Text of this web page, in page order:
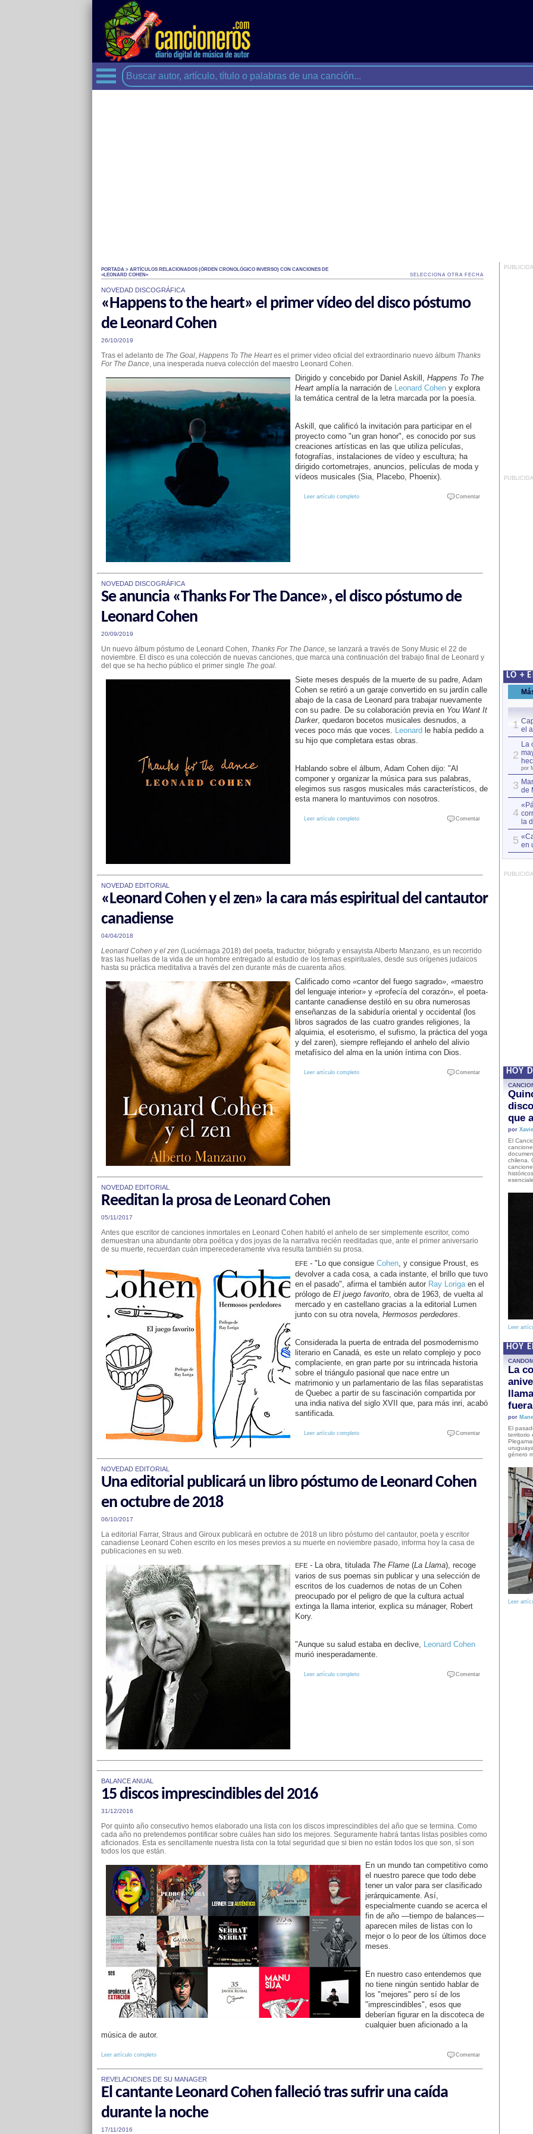
PORTADA > ARTÍCULOS RELACIONADOS (ÓRDEN CRONOLÓGICO INVERSO) CON CANCIONES DE
«LEONARD COHEN»
SELECCIONA OTRA FECHA
NOVEDAD DISCOGRÁFICA
«Happens to the heart» el primer vídeo del disco póstumo
de Leonard Cohen
26/10/2019
Tras el adelanto de The Goal, Happens To The Heartes el primer video oficial del extraordinario nuevo álbum Thanks
For The Dance, una inesperada nueva colección del maestro Leonard Cohen.
Dirigido y concebido por Daniel Askill, Happens To The
Heartamplía la narración de Leonard Coheny explora
la temática central de la letra marcada por la poesía.
Askill, que calificó la invitación para participar en el
proyecto como "un gran honor", es conocido por sus
creaciones artísticas en las que utiliza películas,
fotografías, instalaciones de vídeo y escultura; ha
dirigido cortometrajes, anuncios, películas de moda y
vídeos musicales (Sia, Placebo, Phoenix).
Leer artículo completo Comentar
NOVEDAD DISCOGRÁFICA
Se anuncia «Thanks For The Dance», el disco póstumo de
Leonard Cohen
20/09/2019
Un nuevo álbum póstumo de Leonard Cohen, Thanks For The Dance, se lanzará a través de Sony Music el 22 de
noviembre. El disco es una colección de nuevas canciones, que marca una continuación del trabajo final de Leonard y
del que se ha hecho público el primer single The goal.
Siete meses después de la muerte de su padre, Adam
Cohen se retiró a un garaje convertido en su jardín calle
abajo de la casa de Leonard para trabajar nuevamente
con su padre. De su colaboración previa en You Want It
Darker, quedaron bocetos musicales desnudos, a
veces poco más que voces. Leonard le había pedido a
su hijo que completara estas obras.
Hablando sobre el álbum, Adam Cohen dijo: "Al
componer y organizar la música para sus palabras,
elegimos sus rasgos musicales más característicos, de
esta manera lo mantuvimos con nosotros.
Leer artículo completo Comentar
NOVEDAD EDITORIAL
«Leonard Cohen y el zen» la cara más espiritual del cantautor
canadiense
04/04/2018
Leonard Cohen y el zen (Luciérnaga 2018) del poeta, traductor, biógrafo y ensayista Alberto Manzano, es un recorrido
tras las huellas de la vida de un hombre entregado al estudio de los temas espirituales, desde sus orígenes judaicos
hasta su práctica meditativa a través del zen durante más de cuarenta años.
Calificado como «cantor del fuego sagrado», «maestro
del lenguaje interior» y «profecía del corazón», el poeta-
cantante canadiense destiló en su obra numerosas
enseñanzas de la sabiduría oriental y occidental (los
libros sagrados de las cuatro grandes religiones, la
alquimia, el esoterismo, el sufismo, la práctica del yoga
y del zaren), siempre reflejando el anhelo del alivio
metafísico del alma en la unión íntima con Dios.
Leer artículo completo Comentar
NOVEDAD EDITORIAL
Reeditan la prosa de Leonard Cohen
05/11/2017
Antes que escritor de canciones inmortales en Leonard Cohen habitó el anhelo de ser simplemente escritor, como
demuestran una abundante obra poética y dos joyas de la narrativa recién reeditadas que, ante el primer aniversario
de su muerte, recuerdan cuán imperecederamente viva resulta también su prosa.
EFE- "Lo que consigue Cohen, y consigue Proust, es
devolver a cada cosa, a cada instante, el brillo que tuvo
en el pasado", afirma el también autor Ray Lorigaen el
prólogo de El juego favorito, obra de 1963, de vuelta al
mercado y en castellano gracias a la editorial Lumen
junto con su otra novela, Hermosos perdedores.
Considerada la puerta de entrada del posmodernismo
literario en Canadá, es este un relato complejo y poco
complaciente, en gran parte por su intrincada historia
sobre el triángulo pasional que nace entre un
matrimonio y un parlamentario de las filas separatistas
de Quebec a partir de su fascinación compartida por
una india nativa del siglo XVII que, para más inri, acabó
santificada.
Leer artículo completo Comentar
NOVEDAD EDITORIAL
Una editorial publicará un libro póstumo de Leonard Cohen
en octubre de 2018
06/10/2017
La editorial Farrar, Straus and Giroux publicará en octubre de 2018 un libro póstumo del cantautor, poeta y escritor
canadiense Leonard Cohen escrito en los meses previos a su muerte en noviembre pasado, informa hoy la casa de
publicaciones en su web.
EFE- La obra, titulada The Flame(La Llama), recoge
varios de sus poemas sin publicar y una selección de
escritos de los cuadernos de notas de un Cohen
preocupado por el peligro de que la cultura actual
extinga la llama interior, explica su mánager, Robert
Kory.
"Aunque su salud estaba en declive, Leonard Cohen
murió inesperadamente.
Leer artículo completo Comentar
BALANCE ANUAL
15 discos imprescindibles del 2016
31/12/2016
Por quinto año consecutivo hemos elaborado una lista con los discos imprescindibles del año que se termina. Como
cada año no pretendemos pontificar sobre cuáles han sido los mejores. Seguramente habrá tantas listas posibles como
aficionados. Esta es sencillamente nuestra lista con la total seguridad que si bien no están todos los que son, sí son
todos los que están.
En un mundo tan competitivo como
el nuestro parece que todo debe
tener un valor para ser clasificado
jerárquicamente. Así,
especialmente cuando se acerca el
fin de año —tiempo de balances—
aparecen miles de listas con lo
mejor o lo peor de los últimos doce
meses.
En nuestro caso entendemos que
no tiene ningún sentido hablar de
los "mejores" pero sí de los
"imprescindibles", esos que
deberían figurar en la discoteca de
cualquier buen aficionado a la
música de autor.
Leer artículo completo Comentar
REVELACIONES DE SU MANAGER
El cantante Leonard Cohen falleció tras sufrir una caída
durante la noche
17/11/2016
LO +
1 el
2
La
por
3 de
4
la
5 en
HOY
que
por
El
chilena.
Leer
HOY
La
por
El
territorio
género
Leer